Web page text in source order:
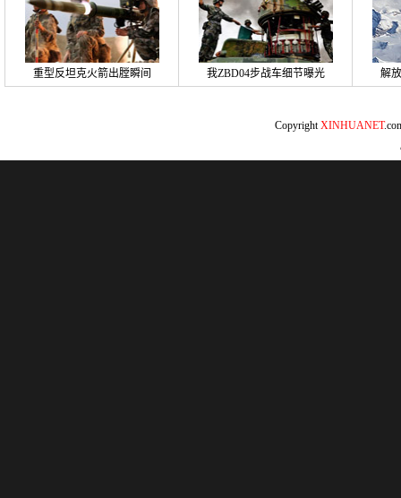
重型反坦克火箭出膛瞬间 我ZBD04步战车细节曝光 解
CopyrightXINHUANET